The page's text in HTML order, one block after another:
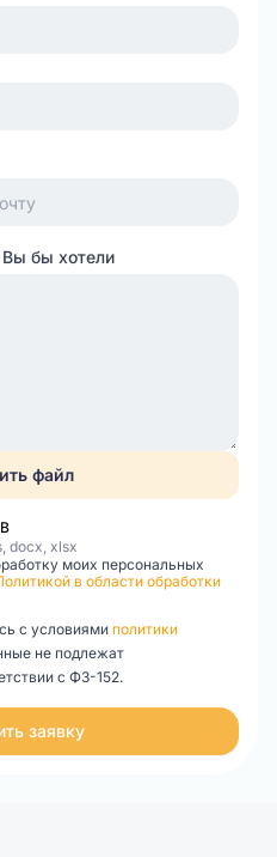
бы хотели
файл
docx, xlsx
моих персональных
в области обработки
с условиями политики
не подлежат
с ФЗ-152.
заявку